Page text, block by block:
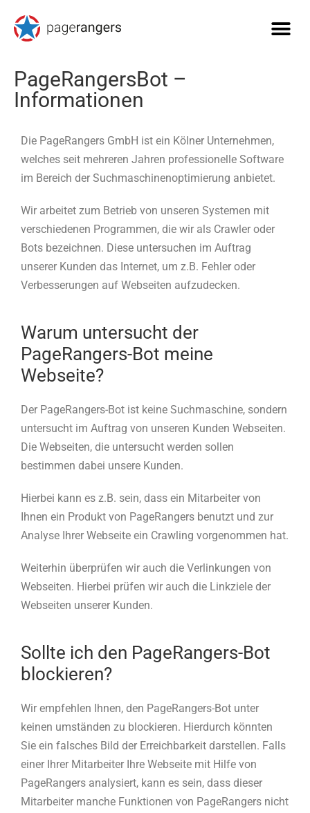
PageRangersBot –
Informationen
Die PageRangers GmbH ist ein Kölner Unternehmen,
welches seit mehreren Jahren professionelle Software
im Bereich der Suchmaschinenoptimierung anbietet.
Wir arbeitet zum Betrieb von unseren Systemen mit
verschiedenen Programmen, die wir als Crawler oder
Bots bezeichnen. Diese untersuchen im Auftrag
unserer Kunden das Internet, um z.B. Fehler oder
Verbesserungen auf Webseiten aufzudecken.
Warum untersucht der
PageRangers-Bot meine
Webseite?
Der PageRangers-Bot ist keine Suchmaschine, sondern
untersucht im Auftrag von unseren Kunden Webseiten.
Die Webseiten, die untersucht werden sollen
bestimmen dabei unsere Kunden.
Hierbei kann es z.B. sein, dass ein Mitarbeiter von
Ihnen ein Produkt von PageRangers benutzt und zur
Analyse Ihrer Webseite ein Crawling vorgenommen hat.
Weiterhin überprüfen wir auch die Verlinkungen von
Webseiten. Hierbei prüfen wir auch die Linkziele der
Webseiten unserer Kunden.
Sollte ich den PageRangers-Bot
blockieren?
Wir empfehlen Ihnen, den PageRangers-Bot unter
keinen umständen zu blockieren. Hierdurch könnten
Sie ein falsches Bild der Erreichbarkeit darstellen. Falls
einer Ihrer Mitarbeiter Ihre Webseite mit Hilfe von
PageRangers analysiert, kann es sein, dass dieser
Mitarbeiter manche Funktionen von PageRangers nicht